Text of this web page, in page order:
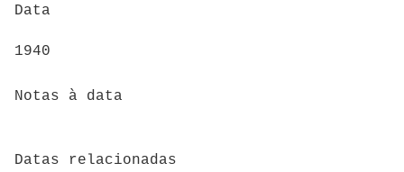
Data
1940
Notas à data
Datas relacionadas